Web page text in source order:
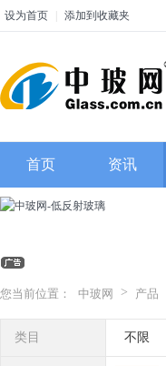
设为首页 添加到收藏夹
首页 资讯
您当前位置： 中玻网 > 产品
类目 不限